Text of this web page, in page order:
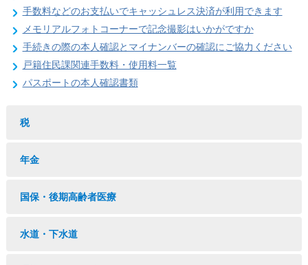
手数料などのお支払いでキャッシュレス決済が利用できます
メモリアルフォトコーナーで記念撮影はいかがですか
手続きの際の本人確認とマイナンバーの確認にご協力ください
戸籍住民課関連手数料・使用料一覧
パスポートの本人確認書類
税
年金
国保・後期高齢者医療
水道・下水道